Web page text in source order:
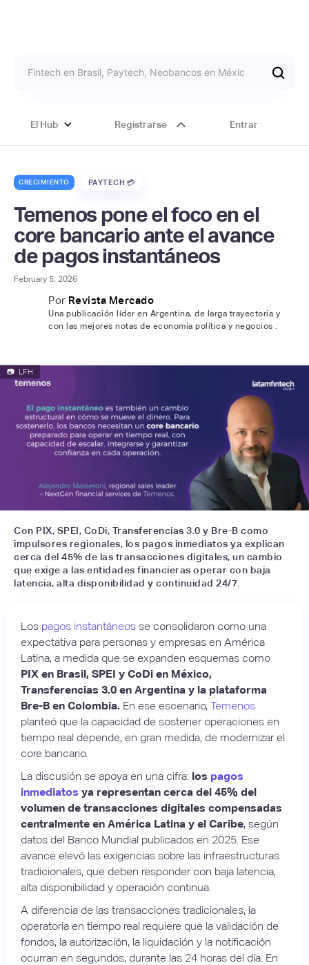
El Hub Registrarse Entrar
CRECIMIENTO PAYTECH 💳
Temenos pone el foco en el
core bancario ante el avance
de pagos instantáneos
February 5, 2026
Por Revista Mercado
Una publicación líder en Argentina, de larga trayectoria y
con las mejores notas de economía política y negocios .
📷 LFH
Con PIX, SPEI, CoDi, Transferencias 3.0 y Bre-B como
impulsores regionales, los pagos inmediatos ya explican
cerca del 45% de las transacciones digitales, un cambio
que exige a las entidades financieras operar con baja
latencia, alta disponibilidad y continuidad 24/7.
Los pagos instantáneos se consolidaron como una
expectativa para personas y empresas en América
Latina, a medida que se expanden esquemas como
PIX en Brasil, SPEI y CoDi en México,
Transferencias 3.0 en Argentina y la plataforma
Bre-B en Colombia. En ese escenario, Temenos
planteó que la capacidad de sostener operaciones en
tiempo real depende, en gran medida, de modernizar el
core bancario.
La discusión se apoya en una cifra: los pagos
inmediatos ya representan cerca del 45% del
volumen de transacciones digitales compensadas
centralmente en América Latina y el Caribe, según
datos del Banco Mundial publicados en 2025. Ese
avance elevó las exigencias sobre las infraestructuras
tradicionales, que deben responder con baja latencia,
alta disponibilidad y operación continua.
A diferencia de las transacciones tradicionales, la
operatoria en tiempo real requiere que la validación de
fondos, la autorización, la liquidación y la notificación
ocurran en segundos, durante las 24 horas del día. En